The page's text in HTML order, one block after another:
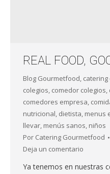
REAL FOOD,
Blog Gourmetfood, catering
colegios, comedor colegios,
comedores empresa,
nutricional, dietista, menus
llevar, menús sanos, niños
Por Catering Gourmetfood
Deja un comentario
Ya tenemos en nuestras